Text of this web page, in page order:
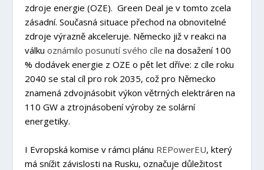
zdroje energie (OZE). Green Deal je v tomto zcela
zásadní. Současná situace přechod na obnovitelné
zdroje výrazně akceleruje. Německo již v reakci na
válkuoznámilo posunutí svého cíle na dosažení 100
% dodávek energie z OZE o pět let dříve: z cíle roku
2040 se stal cíl pro rok 2035, což pro Německo
znamená zdvojnásobit výkon větrných elektráren na
110 GW a ztrojnásobení výroby ze solární
energetiky.
I Evropská komise v rámci plánu REPowerEU, který
má snížit závislosti na Rusku, označuje důležitost